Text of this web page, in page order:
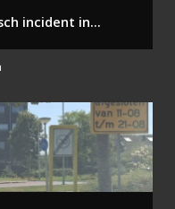
incident in...